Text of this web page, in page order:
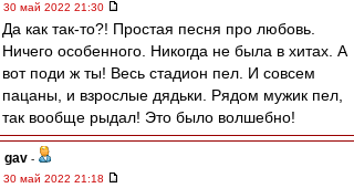
30 май 2022 21:30
Да как так-то?! Простая песня про любовь.
Ничего особенного. Никогда не была в хитах. А
вот поди ж ты! Весь стадион пел. И совсем
пацаны, и взрослые дядьки. Рядом мужик пел,
так вообще рыдал! Это было волшебно!
gav -
30 май 2022 21:18